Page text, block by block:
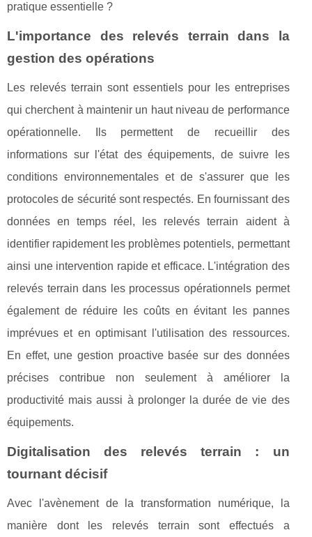
pratique essentielle ?
L'importance des relevés terrain dans la
gestion des opérations
Les relevés terrain sont essentiels pour les entreprises
qui cherchent à maintenir un haut niveau de performance
opérationnelle. Ils permettent de recueillir des
informations sur l'état des équipements, de suivre les
conditions environnementales et de s'assurer que les
protocoles de sécurité sont respectés. En fournissant des
données en temps réel, les relevés terrain aident à
identifier rapidement les problèmes potentiels, permettant
ainsi une intervention rapide et efficace. L'intégration des
relevés terrain dans les processus opérationnels permet
également de réduire les coûts en évitant les pannes
imprévues et en optimisant l'utilisation des ressources.
En effet, une gestion proactive basée sur des données
précises contribue non seulement à améliorer la
productivité mais aussi à prolonger la durée de vie des
équipements.
Digitalisation des relevés terrain : un
tournant décisif
Avec l'avènement de la transformation numérique, la
manière dont les relevés terrain sont effectués a